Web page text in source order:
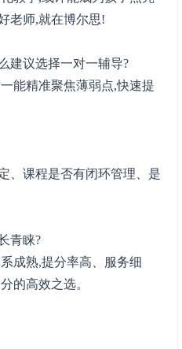
老师,就在博尔思!
建议选择一对一辅导?
能精准聚焦薄弱点,快速提
、课程是否有闭环管理、是
青睐?
成熟,提分率高、服务细
的高效之选。